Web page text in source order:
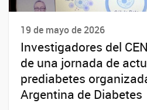
19 de mayo de 2026
Investigadores del
de una jornada de
prediabetes
Argentina de Diabetes